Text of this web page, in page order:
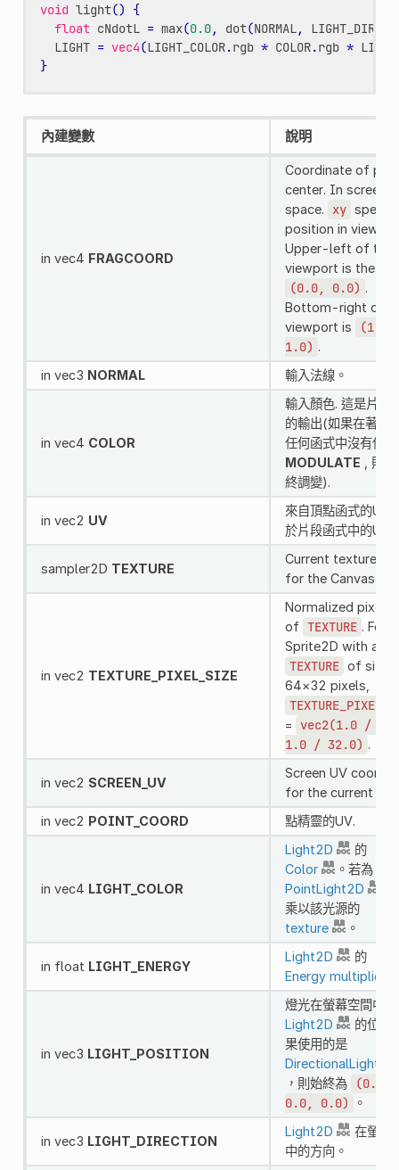
void light()
{
float cNdotL = max(0.0, dot(NORMAL,
LIGHT = vec4(LIGHT_COLOR.rgb * COLOR.rgb *
}
內建變數 說明
in vec4 FRAGCOORD
Coordinate of
center. In screen
space.
xy
position in
Upper-left of the
viewport is the
(0.0, 0.0) .
Bottom-right of
viewport is
(1.0,
1.0) .
in vec3 NORMAL 輸入法線。
in vec4 COLOR
輸入顏色. 這是片段
的輸出(如果在著色
任何函式中沒有使用
MODULATE , 則
終調變).
in vec2 UV
來自頂點函式的UV,
於片段函式中的UV.
sampler2D TEXTURE
Current texture in
for the
in vec2 TEXTURE_PIXEL_SIZE
Normalized pixel
of TEXTURE . For a
Sprite2D with a
TEXTURE of size
64×32 pixels,
= vec2(1.0 /
1.0 / 32.0) .
in vec2 SCREEN_UV
Screen UV
for the current
in vec2 POINT_COORD 點精靈的UV.
in vec4 LIGHT_COLOR
Light2D
的
Color
。若為
PointLight2D
乘以該光源的
texture
。
in float LIGHT_ENERGY
Light2D
的
Energy multiplier
in vec3 LIGHT_POSITION
燈光在螢幕空間中
Light2D
的位置
果使用的是
DirectionalLight2D
，則始終為
(0.0,
0.0,
0.0) 。
in vec3 LIGHT_DIRECTION
Light2D
在螢幕
中的方向。